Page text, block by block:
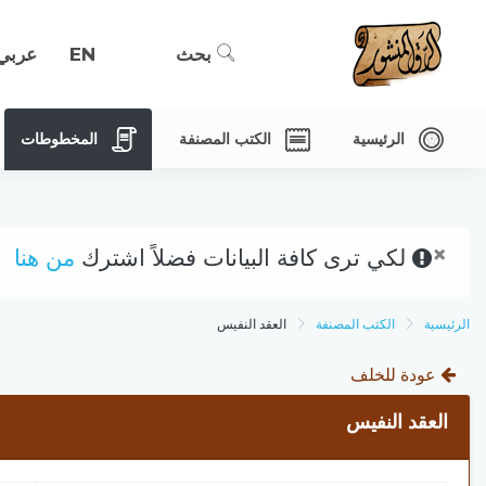
بحث EN
الرئيسية الكتب المصنفة المخطوطات
× لكي ترى كافة البيانات فضلاً اشترك من هنا
الرئيسية الكتب المصنفة العقد النفيس
عودة للخلف
العقد النفيس